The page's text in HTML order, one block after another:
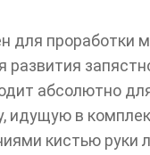
для проработки
абсолютно
идущую в
кистью руки